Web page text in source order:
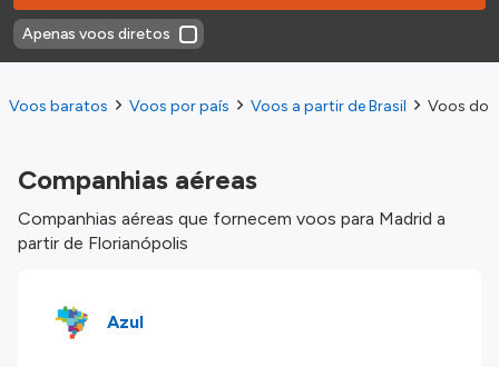
Apenas voos diretos
Voos baratos Voos por país Voos a partir de Brasil Voos do
Companhias aéreas
Companhias aéreas que fornecem voos para Madrid a
partir de Florianópolis
Azul